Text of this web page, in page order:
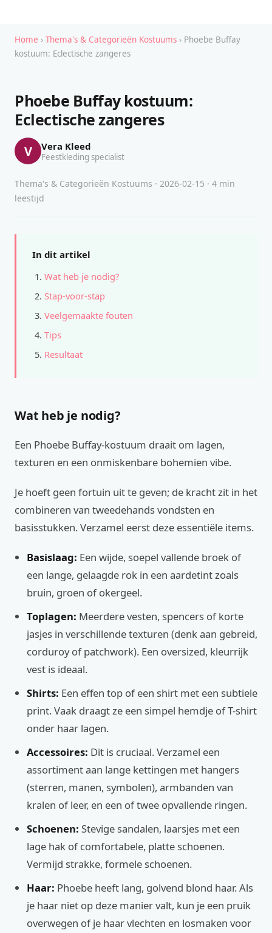
Home › Thema's & Categorieën Kostuums › Phoebe Buffay
kostuum: Eclectische zangeres
Phoebe Buffay kostuum:
Eclectische zangeres
V Vera Kleed
Feestkleding specialist
Thema's & Categorieën Kostuums · 2026-02-15 · 4 min
leestijd
In dit artikel
Wat heb je nodig?
Stap-voor-stap
Veelgemaakte fouten
Tips
Resultaat
Wat heb je nodig?
Een Phoebe Buffay-kostuum draait om lagen,
texturen en een onmiskenbare bohemien vibe.
Je hoeft geen fortuin uit te geven; de kracht zit in het
combineren van tweedehands vondsten en
basisstukken. Verzamel eerst deze essentiële items.
Basislaag: Een wijde, soepel vallende broek of
een lange, gelaagde rok in een aardetint zoals
bruin, groen of okergeel.
Toplagen: Meerdere vesten, spencers of korte
jasjes in verschillende texturen (denk aan gebreid,
corduroy of patchwork). Een oversized, kleurrijk
vest is ideaal.
Shirts: Een effen top of een shirt met een subtiele
print. Vaak draagt ze een simpel hemdje of T-shirt
onder haar lagen.
Accessoires: Dit is cruciaal. Verzamel een
assortiment aan lange kettingen met hangers
(sterren, manen, symbolen), armbanden van
kralen of leer, en een of twee opvallende ringen.
Schoenen: Stevige sandalen, laarsjes met een
lage hak of comfortabele, platte schoenen.
Vermijd strakke, formele schoenen.
Haar: Phoebe heeft lang, golvend blond haar. Als
je haar niet op deze manier valt, kun je een pruik
overwegen of je haar vlechten en losmaken voor